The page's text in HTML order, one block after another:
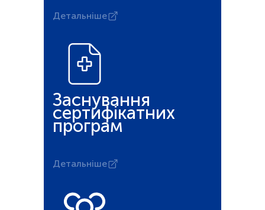
Детальніше
Заснування
сертифікатних
програм
Детальніше